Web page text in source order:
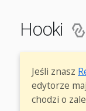
Hooki
Jeśli znasz
edytorze
chodzi o